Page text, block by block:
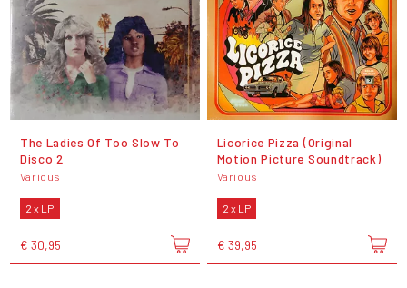
The Ladies Of Too Slow To
Disco 2
Various
2 x LP
€ 30,95
Licorice Pizza (Original
Motion Picture Soundtrack)
Various
2 x LP
€ 39,95